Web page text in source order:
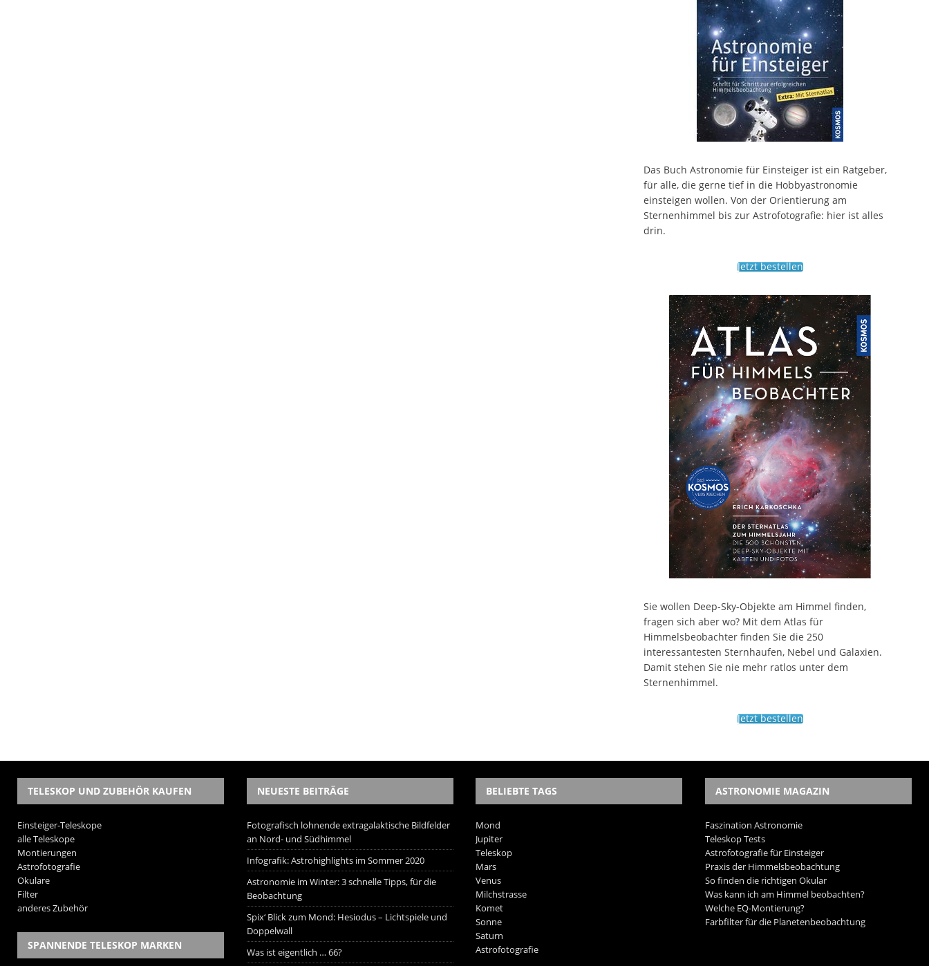
Das Buch Astronomie für Einsteiger ist ein Ratgeber,
für alle, die gerne tief in die Hobbyastronomie
einsteigen wollen. Von der Orientierung am
Sternenhimmel bis zur Astrofotografie: hier ist alles
drin.
Jetzt bestellen
Sie wollen Deep-Sky-Objekte am Himmel finden,
fragen sich aber wo? Mit dem Atlas für
Himmelsbeobachter finden Sie die 250
interessantesten Sternhaufen, Nebel und Galaxien.
Damit stehen Sie nie mehr ratlos unter dem
Sternenhimmel.
Jetzt bestellen
TELESKOP UND ZUBEHÖR KAUFEN
Einsteiger-Teleskope
alle Teleskope
Montierungen
Astrofotografie
Okulare
Filter
anderes Zubehör
SPANNENDE TELESKOP MARKEN
NEUESTE BEITRÄGE
Fotografisch lohnende extragalaktische Bildfelder
an Nord- und Südhimmel
Infografik: Astrohighlights im Sommer 2020
Astronomie im Winter: 3 schnelle Tipps, für die
Beobachtung
Spix‘ Blick zum Mond: Hesiodus – Lichtspiele und
Doppelwall
Was ist eigentlich … 66?
BELIEBTE TAGS
Mond
Jupiter
Teleskop
Mars
Venus
Milchstrasse
Komet
Sonne
Saturn
Astrofotografie
ASTRONOMIE MAGAZIN
Faszination Astronomie
Teleskop Tests
Astrofotografie für Einsteiger
Praxis der Himmelsbeobachtung
So finden die richtigen Okular
Was kann ich am Himmel beobachten?
Welche EQ-Montierung?
Farbfilter für die Planetenbeobachtung